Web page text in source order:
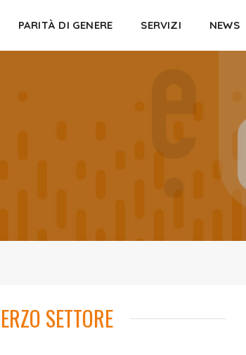
PARITÀ DI GENERE SERVIZI NEWS
SETTORE